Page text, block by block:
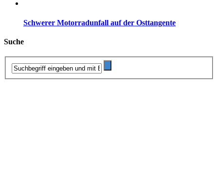
Schwerer Motorradunfall auf der Osttangente
Suche